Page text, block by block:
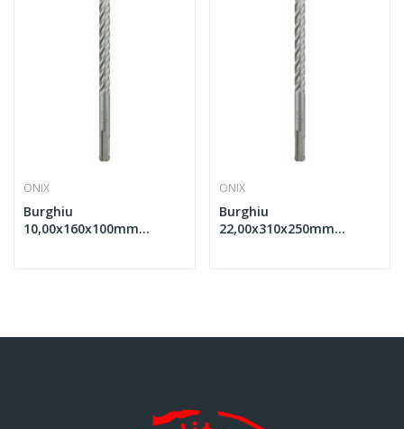
ONIX
Burghiu
10,00x160x100mm
ONIX
Burghiu
22,00x310x250mm